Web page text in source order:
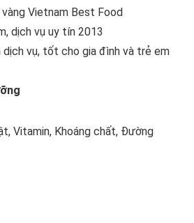
Vietnam Best Food
dịch vụ uy tín 2013
vụ, tốt cho gia đình và trẻ em
Vitamin, Khoáng chất, Đường